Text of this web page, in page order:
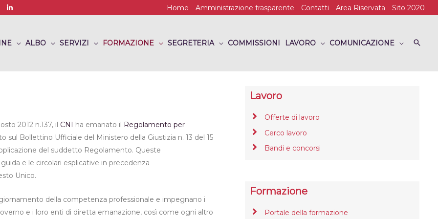
Home Amministrazione trasparente Contatti Area Riservata Sito 2020
ALBO SERVIZI FORMAZIONE SEGRETERIA COMMISSIONI LAVORO COMUNICAZIONE
2012 n.137, il CNI ha emanato il
Regolamento per
sul Bollettino Ufficiale del Ministero della Giustizia n. 13 del 15
del suddetto Regolamento. Queste
e le circolari esplicative in precedenza
Unico.
della competenza professionale e impegnano i
e i loro enti di diretta emanazione, così come ogni altro
Lavoro
Offerte di lavoro
Cerco lavoro
Bandi e concorsi
Formazione
Portale della formazione